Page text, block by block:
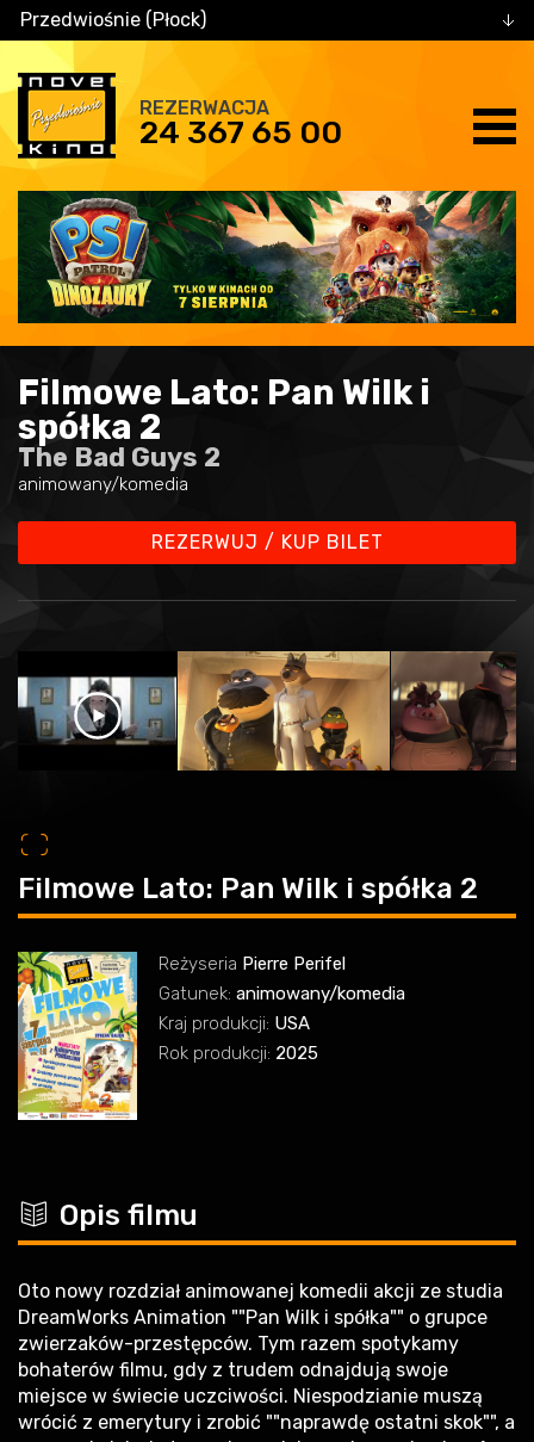
Przedwiośnie (Płock)
REZERWACJA
24 367 65 00
Filmowe Lato: Pan Wilk i
spółka 2
The Bad Guys 2
animowany/komedia
REZERWUJ / KUP BILET
o
Filmowe Lato: Pan Wilk i spółka 2
Reżyseria Pierre Perifel
Gatunek: animowany/komedia
Kraj produkcji: USA
Rok produkcji: 2025
c Opis filmu
Oto nowy rozdział animowanej komedii akcji ze studia
DreamWorks Animation ""Pan Wilk i spółka"" o grupce
zwierzaków-przestępców. Tym razem spotykamy
bohaterów filmu, gdy z trudem odnajdują swoje
miejsce w świecie uczciwości. Niespodzianie muszą
wrócić z emerytury i zrobić ""naprawdę ostatni skok"", a